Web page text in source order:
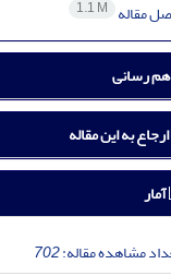
مقاله 1.1 M
هم رسانی
ارجاع به این مقاله
آمار
مشاهده مقاله:702